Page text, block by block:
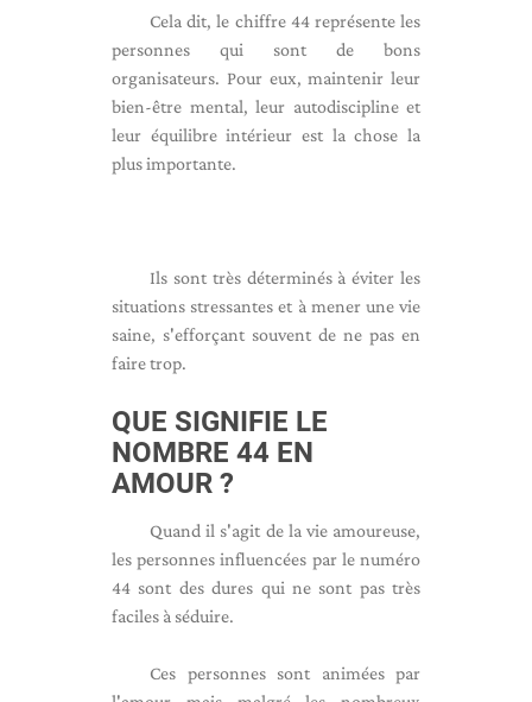
Cela dit, le chiffre 44 représente les
personnes qui sont de bons
organisateurs. Pour eux, maintenir leur
bien-être mental, leur autodiscipline et
leur équilibre intérieur est la chose la
plus importante.
Ils sont très déterminés à éviter les
situations stressantes et à mener une vie
saine, s'efforçant souvent de ne pas en
faire trop.
QUE SIGNIFIE LE
NOMBRE 44 EN
AMOUR ?
Quand il s'agit de la vie amoureuse,
les personnes influencées par le numéro
44 sont des dures qui ne sont pas très
faciles à séduire.
Ces personnes sont animées par